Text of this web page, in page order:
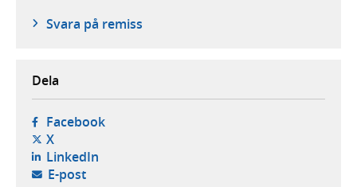
Svara på remiss
Dela
Facebook- öppnas i ny flik, extern webbplats,
X- öppnas i ny flik, extern webbplats,
LinkedIn- öppnas i ny flik, extern webbplats,
E-post- öppnar din e-postklient,